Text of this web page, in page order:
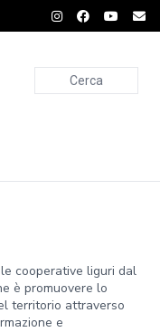
Cerca
cooperative liguri dal
è promuovere lo
territorio attraverso
e